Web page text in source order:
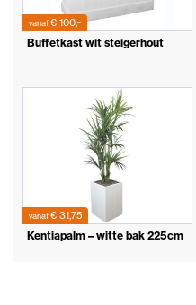
vanaf€ 100,-
Buffetkast wit steigerhout
vanaf€ 31,75
Kentiapalm – witte bak 225cm